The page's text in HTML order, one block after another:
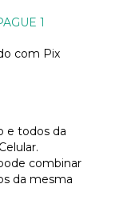
1
com Pix
e todos da
combinar
da mesma